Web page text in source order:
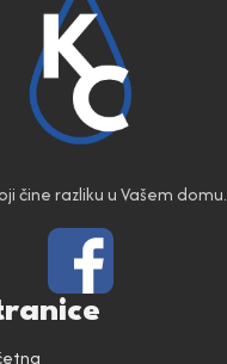
čine razliku u Vašem domu.